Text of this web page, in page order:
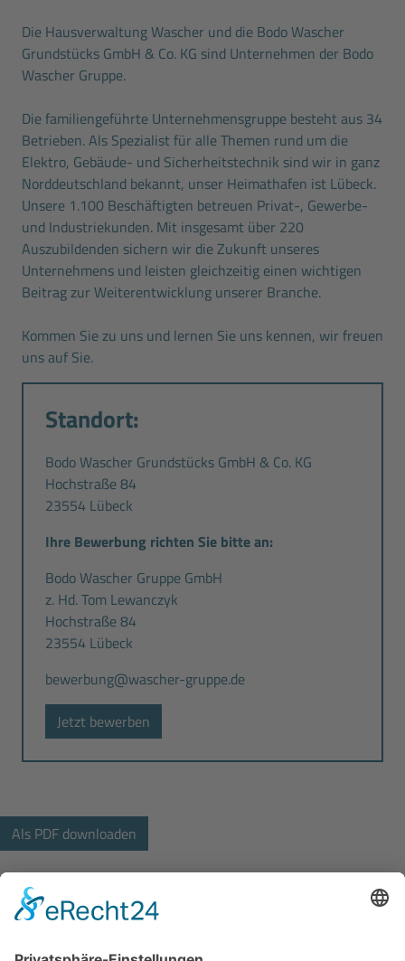
Die Hausverwaltung Wascher und die Bodo Wascher
Grundstücks GmbH & Co. KG sind Unternehmen der Bodo
Wascher Gruppe.
Die familiengeführte Unternehmensgruppe besteht aus 34
Betrieben. Als Spezialist für alle Themen rund um die
Elektro, Gebäude- und Sicherheitstechnik sind wir in ganz
Norddeutschland bekannt, unser Heimathafen ist Lübeck.
Unsere 1.100 Beschäftigten betreuen Privat-, Gewerbe-
und Industriekunden. Mit insgesamt über 220
Auszubildenden sichern wir die Zukunft unseres
Unternehmens und leisten gleichzeitig einen wichtigen
Beitrag zur Weiterentwicklung unserer Branche.
Kommen Sie zu uns und lernen Sie uns kennen, wir freuen
uns auf Sie.
Standort:
Bodo Wascher Grundstücks GmbH & Co. KG
Hochstraße 84
23554 Lübeck
Ihre Bewerbung richten Sie bitte an:
Bodo Wascher Gruppe GmbH
z. Hd. Tom Lewanczyk
Hochstraße 84
23554 Lübeck
bewerbung@wascher-gruppe.de
Jetzt bewerben
Hochstrasse 84